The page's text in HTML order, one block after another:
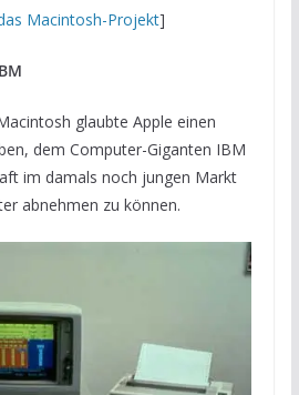
Macintosh-Projekt]
glaubte Apple einen
dem Computer-Giganten IBM
im damals noch jungen Markt
abnehmen zu können.